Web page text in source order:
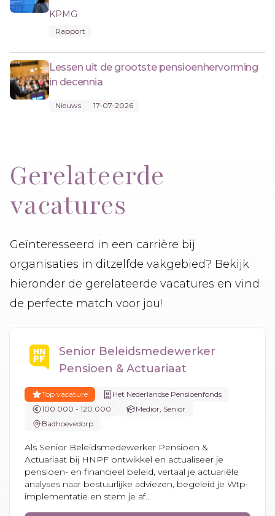
KPMG
Rapport
Lessen uit de grootste pensioenhervorming
in decennia
Nieuws 17-07-2026
Gerelateerde
vacatures
Geïnteresseerd in een carrière bij
organisaties in ditzelfde vakgebied? Bekijk
hieronder de gerelateerde vacatures en vind
de perfecte match voor jou!
Senior Beleidsmedewerker
Pensioen & Actuariaat
Top vacature
Het Nederlandse Pensioenfonds
100.000 - 120.000
Medior, Senior
Badhoevedorp
Als Senior Beleidsmedewerker Pensioen &
Actuariaat bij HNPF ontwikkel en actualiseer je
pensioen- en financieel beleid, vertaal je actuariële
analyses naar bestuurlijke adviezen, begeleid je Wtp-
implementatie en stem je af...